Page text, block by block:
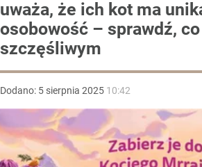
uważa, że ich kot ma
osobowość – sprawdź,
szczęśliwym
Dodano: 5 sierpnia 2025 10:42